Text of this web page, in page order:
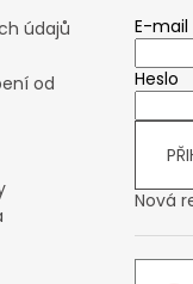
údajů
od
E-mail
Heslo
Nová